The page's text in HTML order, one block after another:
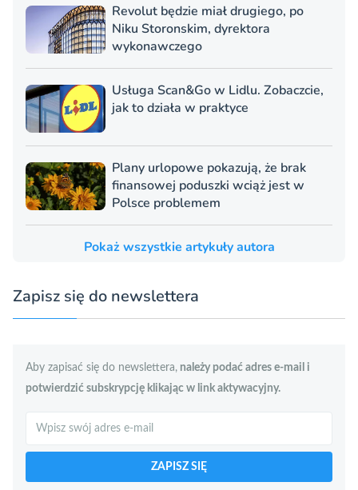
Revolut będzie miał drugiego, po
Niku Storonskim, dyrektora
wykonawczego
Usługa Scan&Go w Lidlu. Zobaczcie,
jak to działa w praktyce
Plany urlopowe pokazują, że brak
finansowej poduszki wciąż jest w
Polsce problemem
Pokaż wszystkie artykuły autora
Zapisz się do newslettera
Aby zapisać się do newslettera, należy podać adres e-mail i
potwierdzić subskrypcję klikając w link aktywacyjny.
Szukaj
ZAPISZ SIĘ